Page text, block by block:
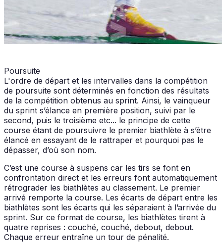
Poursuite
L'ordre de départ et les intervalles dans la compétition
de poursuite sont déterminés en fonction des résultats
de la compétition obtenus au sprint. Ainsi, le vainqueur
du sprint s’élance en première position, suivi par le
second, puis le troisième etc... le principe de cette
course étant de poursuivre le premier biathlète à s’être
élancé en essayant de le rattraper et pourquoi pas le
dépasser, d’où son nom.
C’est une course à suspens car les tirs se font en
confrontation direct et les erreurs font automatiquement
rétrograder les biathlètes au classement. Le premier
arrivé remporte la course. Les écarts de départ entre les
biathlètes sont les écarts qui les séparaient à l’arrivée du
sprint. Sur ce format de course, les biathlètes tirent à
quatre reprises : couché, couché, debout, debout.
Chaque erreur entraîne un tour de pénalité.